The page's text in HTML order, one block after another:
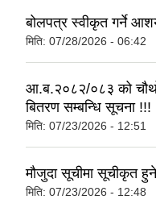
बोलपत्र स्वीकृत गर्ने
मिति: 07/28/2026 - 06:42
आ.ब.२०८२/०८३ को चौथो
बितरण सम्बन्धि सूचना !!!
मिति: 07/23/2026 - 12:51
मौजुदा सूचीमा सूचीकृत
मिति: 07/23/2026 - 12:48